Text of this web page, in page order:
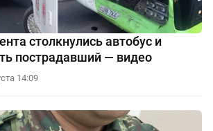
столкнулись автобус и
пострадавший — видео
14:09